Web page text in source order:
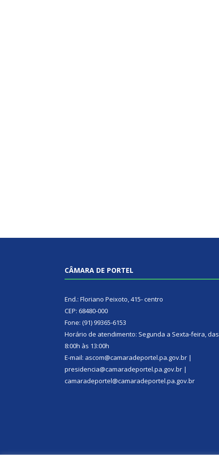
CÂMARA DE PORTEL
End.: Floriano Peixoto, 415- centro
CEP: 68480-000
Fone: (91) 99365-6153
Horário de atendimento: Segunda a Sexta-feira, das
8:00h às 13:00h
E-mail: ascom@camaradeportel.pa.gov.br |
presidencia@camaradeportel.pa.gov.br |
camaradeportel@camaradeportel.pa.gov.br